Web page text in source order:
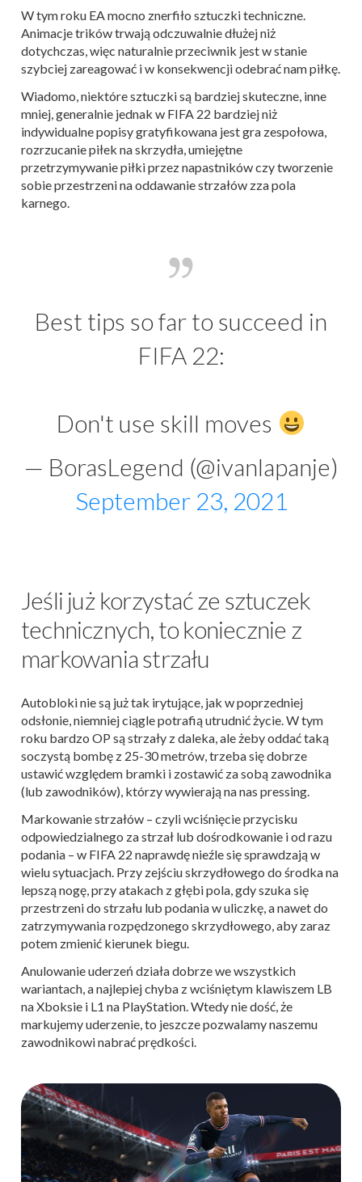
W tym roku EA mocno znerfiło sztuczki techniczne.
Animacje trików trwają odczuwalnie dłużej niż
dotychczas, więc naturalnie przeciwnik jest w stanie
szybciej zareagować i w konsekwencji odebrać nam piłkę.
Wiadomo, niektóre sztuczki są bardziej skuteczne, inne
mniej, generalnie jednak w FIFA 22 bardziej niż
indywidualne popisy gratyfikowana jest gra zespołowa,
rozrzucanie piłek na skrzydła, umiejętne
przetrzymywanie piłki przez napastników czy tworzenie
sobie przestrzeni na oddawanie strzałów zza pola
karnego.
Best tips so far to succeed in
FIFA 22:
Don't use skill moves
— BorasLegend (@ivanlapanje)
September 23, 2021
Jeśli już korzystać ze sztuczek
technicznych, to koniecznie z
markowania strzału
Autobloki nie są już tak irytujące, jak w poprzedniej
odsłonie, niemniej ciągle potrafią utrudnić życie. W tym
roku bardzo OP są strzały z daleka, ale żeby oddać taką
soczystą bombę z 25-30 metrów, trzeba się dobrze
ustawić względem bramki i zostawić za sobą zawodnika
(lub zawodników), którzy wywierają na nas pressing.
Markowanie strzałów – czyli wciśnięcie przycisku
odpowiedzialnego za strzał lub dośrodkowanie i od razu
podania – w FIFA 22 naprawdę nieźle się sprawdzają w
wielu sytuacjach. Przy zejściu skrzydłowego do środka na
lepszą nogę, przy atakach z głębi pola, gdy szuka się
przestrzeni do strzału lub podania w uliczkę, a nawet do
zatrzymywania rozpędzonego skrzydłowego, aby zaraz
potem zmienić kierunek biegu.
Anulowanie uderzeń działa dobrze we wszystkich
wariantach, a najlepiej chyba z wciśniętym klawiszem LB
na Xboksie i L1 na PlayStation. Wtedy nie dość, że
markujemy uderzenie, to jeszcze pozwalamy naszemu
zawodnikowi nabrać prędkości.